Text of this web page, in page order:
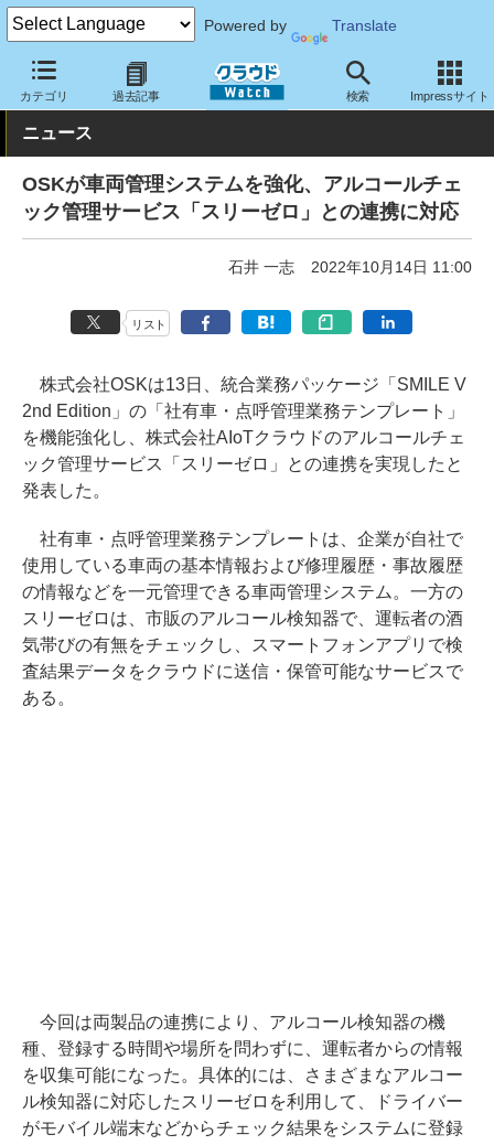
Powered by Translate
カテゴリ 過去記事 検索 Impressサイト
クラウド Watch トピック 協業・提携 国内
ニュース
OSKが車両管理システムを強化、アルコールチェ
ック管理サービス「スリーゼロ」との連携に対応
石井 一志 2022年10月14日 11:00
リスト
株式会社OSKは13日、統合業務パッケージ「SMILE V
2nd Edition」の「社有車・点呼管理業務テンプレート」
を機能強化し、株式会社AIoTクラウドのアルコールチェ
ック管理サービス「スリーゼロ」との連携を実現したと
発表した。
社有車・点呼管理業務テンプレートは、企業が自社で
使用している車両の基本情報および修理履歴・事故履歴
の情報などを一元管理できる車両管理システム。一方の
スリーゼロは、市販のアルコール検知器で、運転者の酒
気帯びの有無をチェックし、スマートフォンアプリで検
査結果データをクラウドに送信・保管可能なサービスで
ある。
今回は両製品の連携により、アルコール検知器の機
種、登録する時間や場所を問わずに、運転者からの情報
を収集可能になった。具体的には、さまざまなアルコー
ル検知器に対応したスリーゼロを利用して、ドライバー
がモバイル端末などからチェック結果をシステムに登録